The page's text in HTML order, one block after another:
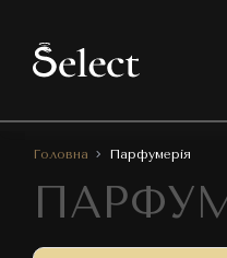
Головна Парфумерія